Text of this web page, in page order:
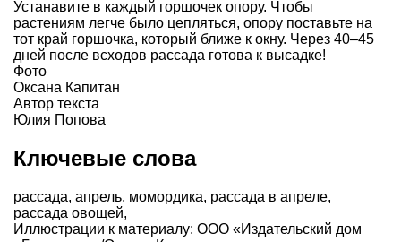
Устанавите в каждый горшочек опору. Чтобы
растениям легче было цепляться, опору поставьте на
тот край горшочка, который ближе к окну. Через 40–45
дней после всходов рассада готова к высадке!
Фото
Оксана Капитан
Автор текста
Юлия Попова
Ключевые слова
рассада, апрель, момордика, рассада в апреле,
рассада овощей,
Иллюстрации к материалу: ООО «Издательский дом